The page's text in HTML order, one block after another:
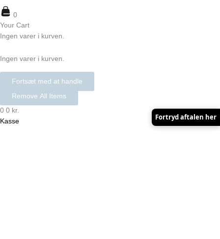
0
Your Cart
Ingen varer i kurven.
Ingen varer i kurven.
Fortsæt med at handle
Remove All Items
0 0 kr.
Kasse
Fortryd aftalen her